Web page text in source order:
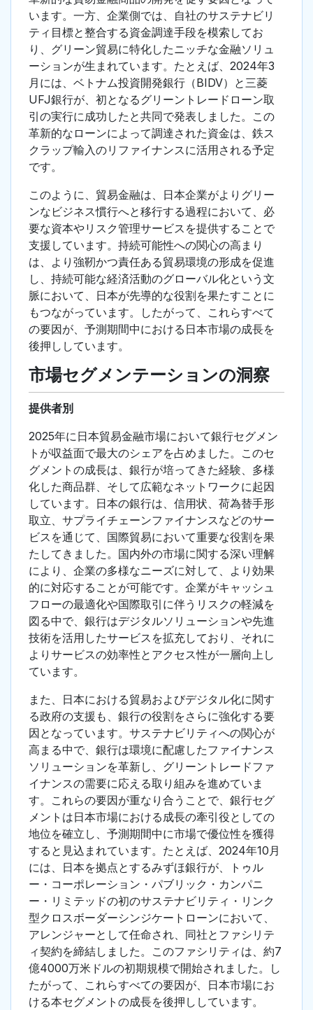
います。一方、企業側では、自社のサステナビリ
ティ目標と整合する資金調達手段を模索してお
り、グリーン貿易に特化したニッチな金融ソリュ
ーションが生まれています。たとえば、2024年3
月には、ベトナム投資開発銀行（BIDV）と三菱
UFJ銀行が、初となるグリーントレードローン取
引の実行に成功したと共同で発表しました。この
革新的なローンによって調達された資金は、鉄ス
クラップ輸入のリファイナンスに活用される予定
です。
このように、貿易金融は、日本企業がよりグリー
ンなビジネス慣行へと移行する過程において、必
要な資本やリスク管理サービスを提供することで
支援しています。持続可能性への関心の高まり
は、より強靭かつ責任ある貿易環境の形成を促進
し、持続可能な経済活動のグローバル化という文
脈において、日本が先導的な役割を果たすことに
もつながっています。したがって、これらすべて
の要因が、予測期間中における日本市場の成長を
後押ししています。
市場セグメンテーションの洞察
提供者別
2025年に日本貿易金融市場において銀行セグメン
トが収益面で最大のシェアを占めました。このセ
グメントの成長は、銀行が培ってきた経験、多様
化した商品群、そして広範なネットワークに起因
しています。日本の銀行は、信用状、荷為替手形
取立、サプライチェーンファイナンスなどのサー
ビスを通じて、国際貿易において重要な役割を果
たしてきました。国内外の市場に関する深い理解
により、企業の多様なニーズに対して、より効果
的に対応することが可能です。企業がキャッシュ
フローの最適化や国際取引に伴うリスクの軽減を
図る中で、銀行はデジタルソリューションや先進
技術を活用したサービスを拡充しており、それに
よりサービスの効率性とアクセス性が一層向上し
ています。
また、日本における貿易およびデジタル化に関す
る政府の支援も、銀行の役割をさらに強化する要
因となっています。サステナビリティへの関心が
高まる中で、銀行は環境に配慮したファイナンス
ソリューションを革新し、グリーントレードファ
イナンスの需要に応える取り組みを進めていま
す。これらの要因が重なり合うことで、銀行セグ
メントは日本市場における成長の牽引役としての
地位を確立し、予測期間中に市場で優位性を獲得
すると見込まれています。たとえば、2024年10月
には、日本を拠点とするみずほ銀行が、トゥル
ー・コーポレーション・パブリック・カンパニ
ー・リミテッドの初のサステナビリティ・リンク
型クロスボーダーシンジケートローンにおいて、
アレンジャーとして任命され、同社とファシリテ
ィ契約を締結しました。このファシリティは、約7
億4000万米ドルの初期規模で開始されました。し
たがって、これらすべての要因が、日本市場にお
ける本セグメントの成長を後押ししています。